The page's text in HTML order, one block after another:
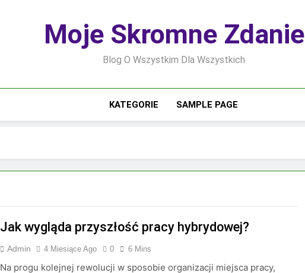
Moje Skromne Zdanie
Blog O Wszystkim Dla Wszystkich
KATEGORIE SAMPLE PAGE
Jak wygląda przyszłość pracy hybrydowej?
Admin 4 Miesiące Ago 0 6 Mins
Na progu kolejnej rewolucji w sposobie organizacji miejsca pracy,